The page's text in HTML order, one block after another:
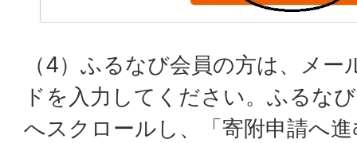
（4）ふるなび会員の方は、メ
ドを入力してください。ふるな
へスクロールし、「寄附申請へ